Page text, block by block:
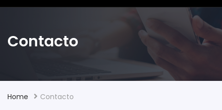
Contacto
Home Contacto